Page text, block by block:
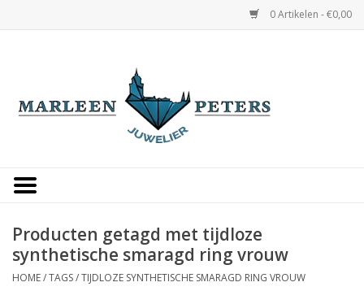
0 Artikelen - €0,00
Occasions
Producten getagd met tijdloze
synthetische smaragd ring vrouw
HOME/TAGS/TIJDLOZE SYNTHETISCHE SMARAGD RING VROUW